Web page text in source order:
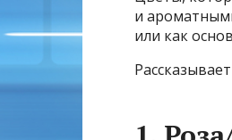
и
или как